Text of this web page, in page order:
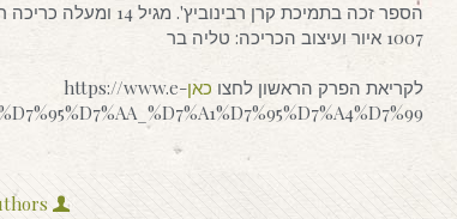
1007 איור ועיצוב הכריכה: טליה בר
לקריאת הפרק הראשון לחצו כאןhttps://www.e-